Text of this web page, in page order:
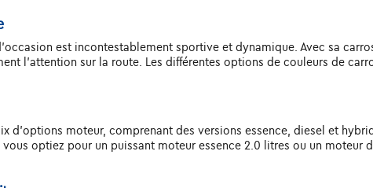
est incontestablement sportive et dynamique. Avec sa
l'attention sur la route. Les différentes options de couleurs de
d'options moteur, comprenant des versions essence, diesel et
optiez pour un puissant moteur essence 2.0 litres ou un moteur